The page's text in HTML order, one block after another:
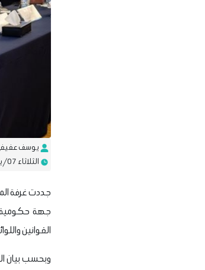
يوسف
الثلاثاء 07/يوليو/2026 - 09:38 ص
جددت غرفة
جهة حكومية،
القوانين
وبحسب بيان